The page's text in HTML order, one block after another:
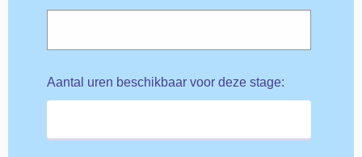
Aantal uren beschikbaar voor deze stage: